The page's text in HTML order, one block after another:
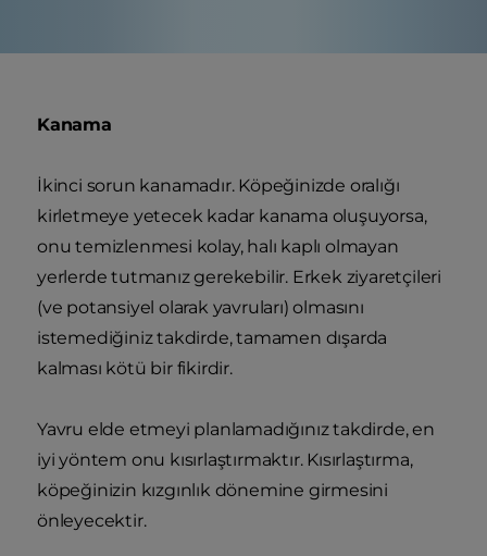
Kanama
İkinci sorun kanamadır. Köpeğinizde oralığı
kirletmeye yetecek kadar kanama oluşuyorsa,
onu temizlenmesi kolay, halı kaplı olmayan
yerlerde tutmanız gerekebilir. Erkek ziyaretçileri
(ve potansiyel olarak yavruları) olmasını
istemediğiniz takdirde, tamamen dışarda
kalması kötü bir fikirdir.
Yavru elde etmeyi planlamadığınız takdirde, en
iyi yöntem onu kısırlaştırmaktır. Kısırlaştırma,
köpeğinizin kızgınlık dönemine girmesini
önleyecektir.